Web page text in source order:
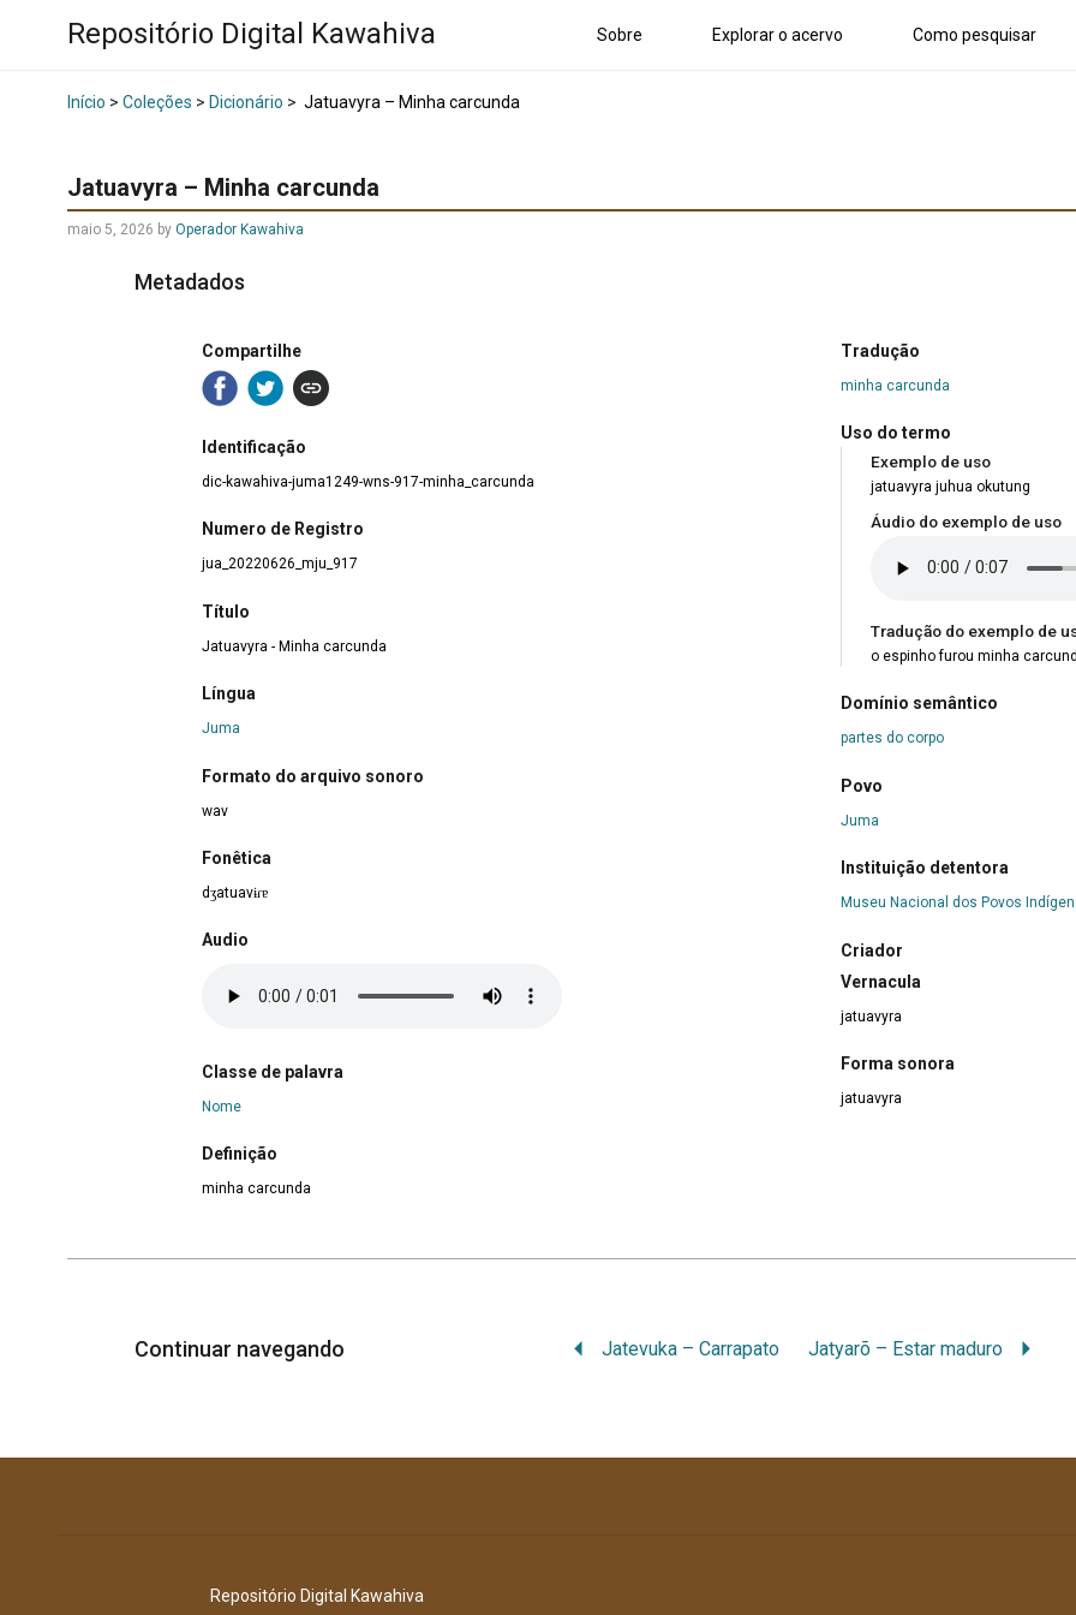
Repositório Digital Kawahiva Sobre Explorar o acervo Como pesquisar
Início > Coleções > Dicionário > Jatuavyra – Minha carcunda
Jatuavyra – Minha carcunda
maio 5, 2026 by Operador Kawahiva
Metadados
Compartilhe
Identificação
dic-kawahiva-juma1249-wns-917-minha_carcunda
Numero de Registro
jua_20220626_mju_917
Título
Jatuavyra - Minha carcunda
Língua
Juma
Formato do arquivo sonoro
wav
Fonêtica
dʒatuavɨɾɐ
Audio
Classe de palavra
Nome
Definição
minha carcunda
Tradução
minha carcunda
Uso do termo
Exemplo de uso
jatuavyra juhua okutung
Áudio do exemplo de uso
Tradução do exemplo de
o espinho furou minha
Domínio semântico
partes do corpo
Povo
Juma
Instituição detentora
Museu Nacional dos Povos
Criador
Vernacula
jatuavyra
Forma sonora
jatuavyra
Continuar navegando Jatevuka – Carrapato Jatyarõ – Estar maduro
Repositório Digital Kawahiva